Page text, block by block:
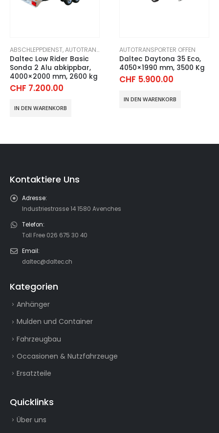
ABSCHLEPPDIENST,AUTOTRANSPORT ANHÄNGER ,AUTOTRANSPORTER
Daltec Low Rider Basic
Sonda 2 Alu abkippbar,
4000×2000 mm, 2600 kg
CHF 7.200.00
IN DEN WARENKORB
AUTOTRANSPORTER OFFEN
Daltec Daytona 35 Eco,
4050×1990 mm, 3500 Kg
CHF 5.900.00
IN DEN WARENKORB
Kontaktiere Uns
Adresse:
Industriestrasse 14 1580 Avenches
Telefon:
Toll Free 026 675 30 40
Email:
daltec@daltec.ch
Kategorien
Anhänger
Mulden und Container
Fahrzeugbau
Occasionen & Nutzfahrzeuge
Ersatzteile
Quicklinks
Über uns